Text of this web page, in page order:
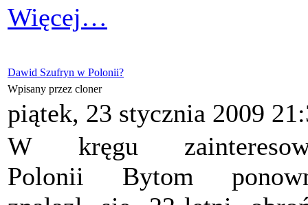
Więcej…
Dawid Szufryn w Polonii?
Wpisany przez cloner
piątek, 23 stycznia 2009
W kręgu
Polonii Bytom